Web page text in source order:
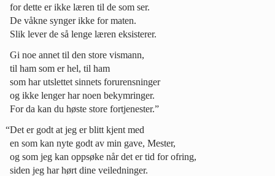
for dette er ikke læren til de som ser.
De våkne synger ikke for maten.
Slik lever de så lenge læren eksisterer.
Gi noe annet til den store vismann,
til ham som er hel, til ham
som har utslettet sinnets forurensninger
og ikke lenger har noen bekymringer.
For da kan du høste store fortjenester.”
“Det er godt at jeg er blitt kjent med
en som kan nyte godt av min gave, Mester,
og som jeg kan oppsøke når det er tid for ofring,
siden jeg har hørt dine veiledninger.